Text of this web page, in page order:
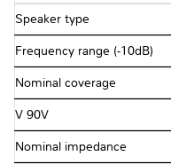
Speaker type
Frequency range (-10dB)
Nominal coverage
V 90V
Nominal impedance